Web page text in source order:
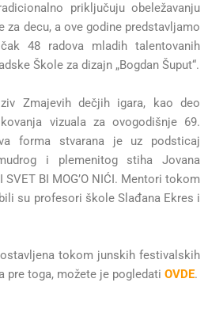
priključuju obeležavanju
za decu, a ove godine predstavljamo
48 radova mladih talentovanih
Škole za dizajn „Bogdan Šuput“.
Zmajevih dečjih igara, kao deo
vizuala za ovogodišnje 69.
forma stvarana je uz podsticaj
i plemenitog stiha Jovana
BI MOG’O NIĆI. Mentori tokom
su profesori škole Slađana Ekres i
tokom junskih festivalskih
pre toga, možete je pogledati OVDE.